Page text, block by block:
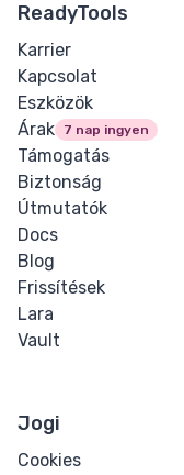
ReadyTools
Karrier
Kapcsolat
Eszközök
Árak
7 nap ingyen
Támogatás
Biztonság
Útmutatók
Docs
Blog
Frissítések
Lara
Vault
Jogi
Cookies